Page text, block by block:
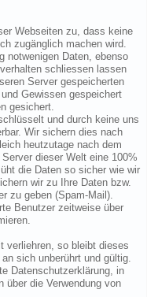
Webseiten zu, dass keine
zugänglich machen wird.
notwenigen Daten, ebenso
schliessen lassen
Server gespeicherten
Gewissen gespeichert
gesichert.
und durch keine uns
Wir sichern dies nach
heutzutage nach dem
dieser Welt eine 100%
die Daten so sicher wie wir
wir zu Ihre Daten bzw.
zu geben (Spam-Mail).
Benutzer zeitweise über
verliehren, so bleibt dieses
sich unberührt und gültig.
Datenschutzerklärung, in
über die Verwendung von